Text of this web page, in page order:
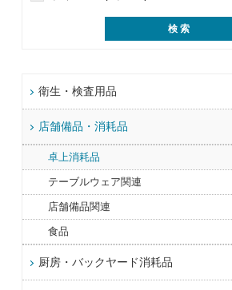
衛生・検査用品
店舗備品・消耗品
卓上消耗品
テーブルウェア関連
店舗備品関連
食品
厨房・バックヤード消耗品